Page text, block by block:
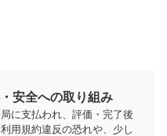
安全への取り組み
に支払われ、評価・完了後
用規約違反の恐れや、少し